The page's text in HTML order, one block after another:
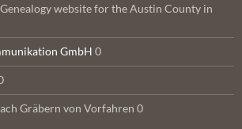
Genealogy website for the Austin County in
GmbH 0
Gräbern von Vorfahren 0